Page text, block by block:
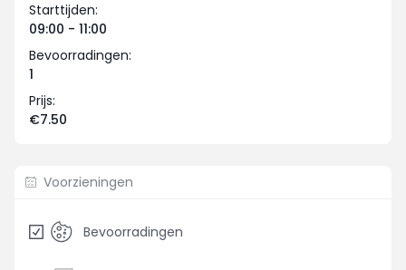
Starttijden:
09:00 - 11:00
Bevoorradingen:
1
Prijs:
€7.50
Voorzieningen
Bevoorradingen